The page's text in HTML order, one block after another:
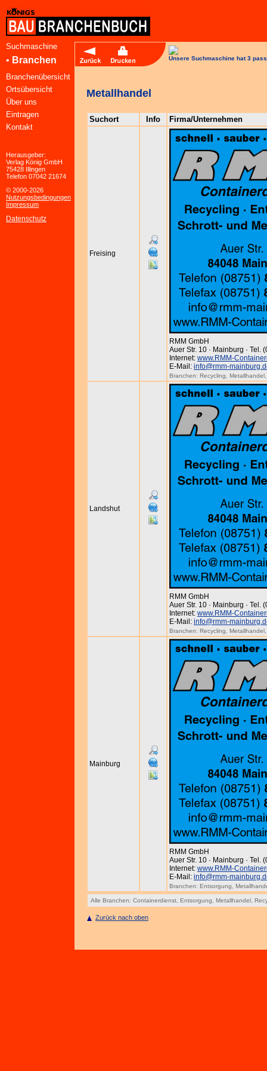
Suchmaschine
• Branchen
Branchenübersicht
Ortsübersicht
Über uns
Eintragen
Kontakt
Herausgeber:
Verlag König GmbH
75428 Illingen
Telefon 07042 21674
© 2000-2026
Nutzungsbedingungen
Impressum
Datenschutz
Unsere Suchmaschine hat 3
Metallhandel
Suchort Info Firma/Unternehmen
Freising
RMM GmbH
Auer Str. 10 · Mainburg · Tel.
Internet: www.RMM-
E-Mail: info@rmm-
Branchen: Recycling Metallhandel
Landshut
RMM GmbH
Auer Str. 10 · Mainburg · Tel.
Internet: www.RMM-
E-Mail: info@rmm-
Branchen: Recycling Metallhandel
Mainburg
RMM GmbH
Auer Str. 10 · Mainburg · Tel.
Internet: www.RMM-
E-Mail: info@rmm-
Branchen: Entsorgung
Alle Branchen: Containerdienst Entsorgung Metallhandel
Zurück nach oben